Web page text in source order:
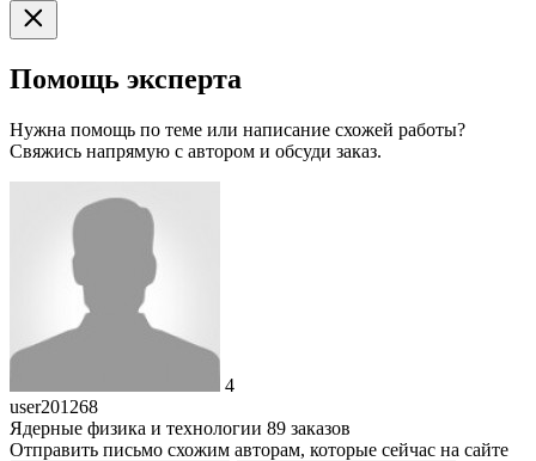
Помощь эксперта
Нужна помощь по теме или написание схожей работы?
Свяжись напрямую с автором и обсуди заказ.
4
user201268
Ядерные физика и технологии 89 заказов
Отправить письмо схожим авторам, которые сейчас на сайте